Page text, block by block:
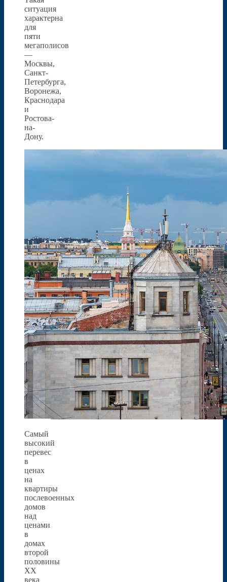
ситуация
характерна
для
пяти
мегаполисов
—
Москвы,
Санкт-
Петербурга,
Воронежа,
Краснодара
и
Ростова-
на-
Дону.
Самый
высокий
перевес
в
ценах
на
квартиры
послевоенных
домов
над
ценами
в
домах
второй
половины
XX
века